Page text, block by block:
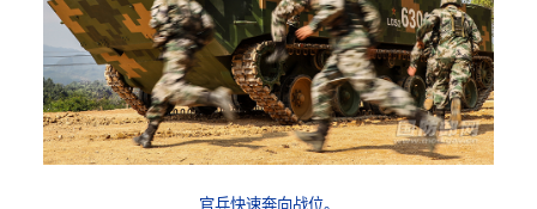
官兵快速奔向战位。